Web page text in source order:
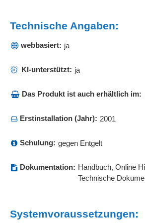
Lieferantenabrechnung
Lieferscheine
Materialbedarfsermittlung
Payment-Systeme
Projekt-Workflow
Rechnungen direkt erstellen
Rechnungspositionen
Rechnungsverarbeitung
Schlussrechnungen
Technische Angaben:
webbasiert: ja
KI-unterstützt: ja
Das Produkt ist auch erhältlich im:
Erstinstallation (Jahr): 2001
Schulung: gegen Entgelt
Dokumentation: Handbuch, Online
Technische
Systemvoraussetzungen: